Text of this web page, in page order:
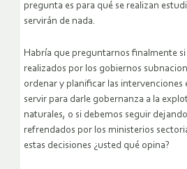
pregunta es para qué se realizan
servirán de nada.
Habría que preguntarnos finalmente
realizados por los gobiernos
ordenar y planificar las intervenciones
servir para darle gobernanza a la
naturales, o si debemos seguir
refrendados por los ministerios
estas decisiones ¿usted qué opina?